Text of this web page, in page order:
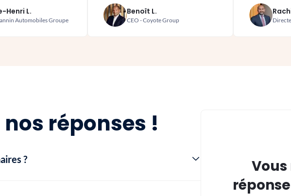
Henri L.
Automobiles Groupe
Benoît L.
CEO - Coyote Group
réponses !
?